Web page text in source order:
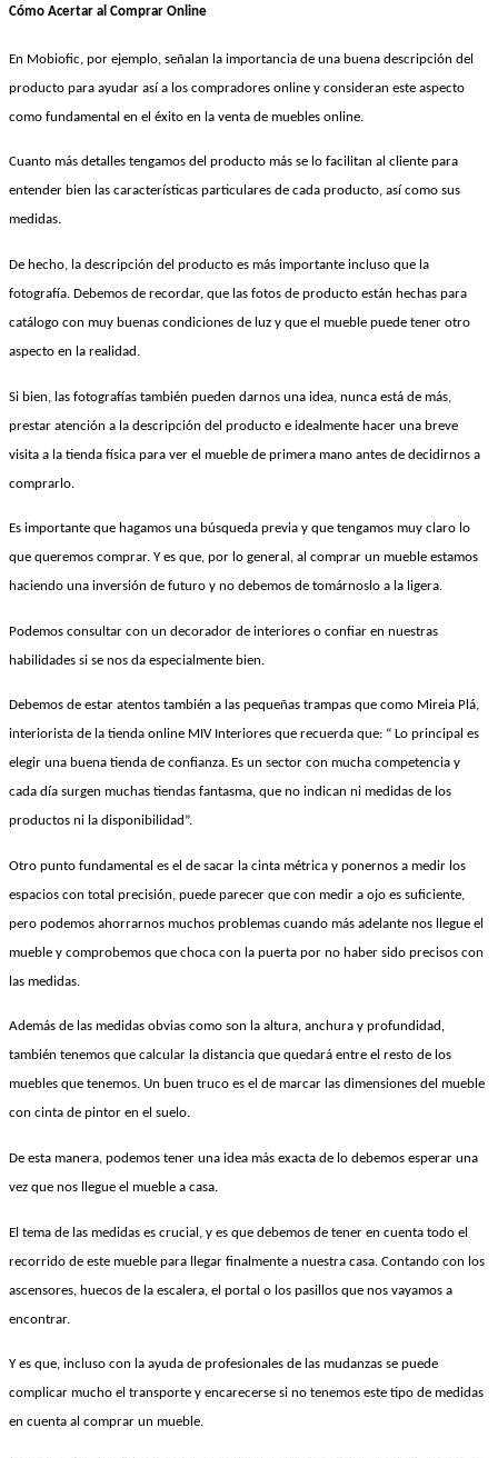
Cómo Acertar al Comprar Online
En Mobiofic, por ejemplo, señalan la importancia de una buena descripción del
producto para ayudar así a los compradores online y consideran este aspecto
como fundamental en el éxito en la venta de muebles online.
Cuanto más detalles tengamos del producto más se lo facilitan al cliente para
entender bien las características particulares de cada producto, así como sus
medidas.
De hecho, la descripción del producto es más importante incluso que la
fotografía. Debemos de recordar, que las fotos de producto están hechas para
catálogo con muy buenas condiciones de luz y que el mueble puede tener otro
aspecto en la realidad.
Si bien, las fotografías también pueden darnos una idea, nunca está de más,
prestar atención a la descripción del producto e idealmente hacer una breve
visita a la tienda física para ver el mueble de primera mano antes de decidirnos a
comprarlo.
Es importante que hagamos una búsqueda previa y que tengamos muy claro lo
que queremos comprar. Y es que, por lo general, al comprar un mueble estamos
haciendo una inversión de futuro y no debemos de tomárnoslo a la ligera.
Podemos consultar con un decorador de interiores o confiar en nuestras
habilidades si se nos da especialmente bien.
Debemos de estar atentos también a las pequeñas trampas que como Mireia Plá,
interiorista de la tienda online MIV Interiores que recuerda que: “ Lo principal es
elegir una buena tienda de confianza. Es un sector con mucha competencia y
cada día surgen muchas tiendas fantasma, que no indican ni medidas de los
productos ni la disponibilidad”.
Otro punto fundamental es el de sacar la cinta métrica y ponernos a medir los
espacios con total precisión, puede parecer que con medir a ojo es suficiente,
pero podemos ahorrarnos muchos problemas cuando más adelante nos llegue el
mueble y comprobemos que choca con la puerta por no haber sido precisos con
las medidas.
Además de las medidas obvias como son la altura, anchura y profundidad,
también tenemos que calcular la distancia que quedará entre el resto de los
muebles que tenemos. Un buen truco es el de marcar las dimensiones del mueble
con cinta de pintor en el suelo.
De esta manera, podemos tener una idea más exacta de lo debemos esperar una
vez que nos llegue el mueble a casa.
El tema de las medidas es crucial, y es que debemos de tener en cuenta todo el
recorrido de este mueble para llegar finalmente a nuestra casa. Contando con los
ascensores, huecos de la escalera, el portal o los pasillos que nos vayamos a
encontrar.
Y es que, incluso con la ayuda de profesionales de las mudanzas se puede
complicar mucho el transporte y encarecerse si no tenemos este tipo de medidas
en cuenta al comprar un mueble.